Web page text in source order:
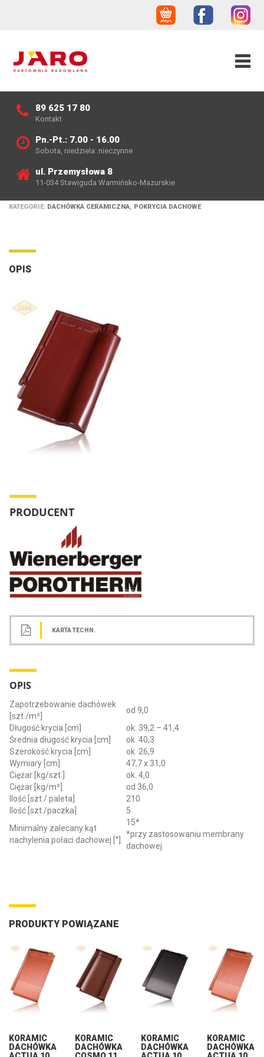
89 625 17 80
Kontakt
Pn.-Pt.: 7.00 - 16.00
Sobota, niedziela: nieczynne
ul. Przemysłowa 8
11-034 Stawiguda Warmińsko-Mazurskie
KATEGORIE: DACHÓWKA CERAMICZNA, POKRYCIA DACHOWE
OPIS
PRODUCENT
KARTA TECHN.
OPIS
Zapotrzebowanie dachówek
[szt./m²]
od 9,0
Długość krycia [cm]
ok. 39,2 – 41,4
Średnia długość krycia [cm]
ok. 40,3
Szerokość krycia [cm]
ok. 26,9
Wymiary [cm]
47,7 x 31,0
Ciężar [kg/szt.]
ok. 4,0
Ciężar [kg/m²]
od 36,0
Ilość [szt./ paleta]
210
Ilość [szt./paczka]
5
Minimalny zalecany kąt
nachylenia połaci dachowej [°]
15*
*przy zastosowaniu membrany
dachowej
PRODUKTY POWIĄZANE
KORAMIC
DACHÓWKA
KORAMIC
DACHÓWKA
KORAMIC
DACHÓWKA
KORAMIC
DACHÓWKA